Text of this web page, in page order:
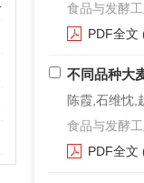
食品与发酵
PDF全文
不同品种大
陈霞,石维忱,
食品与发酵
PDF全文